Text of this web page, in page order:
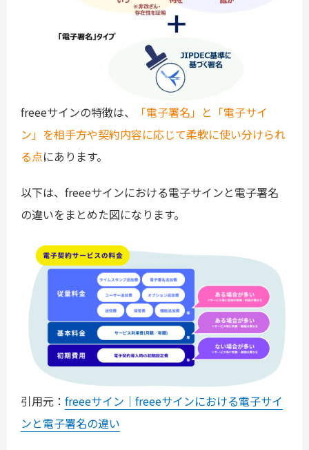
freeeサインの特徴は、
「電子署名」と「電子サイ
ン」を相手方や契約内容に応じて柔軟に使い分けられ
る点にあります。
以下は、freeeサインにおける電子サインと電子署名
の違いをまとめた図になります。
引用元： freeeサイン｜freeeサインにおける電子サイ
ンと電子署名の違い